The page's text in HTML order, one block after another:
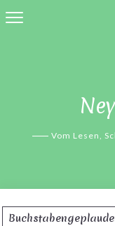
Vom Lesen,